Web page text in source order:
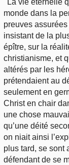
monde dans la
preuves
insistant de la
épître, sur la
christianisme, et
altérés par les
prétendaient au
seulement en
Christ en chair
une chose
qu’une déité
on niait ainsi
plus tard, se sont
défendant de se